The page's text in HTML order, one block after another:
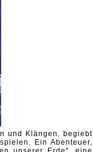
und Klängen, begiebt
Ein Abenteuer,